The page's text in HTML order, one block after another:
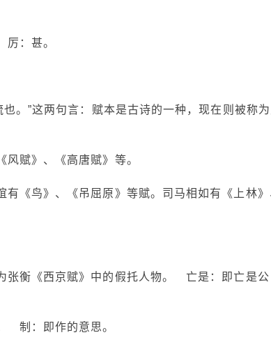
：甚。
。”这两句言：赋本是古诗的一种，现在则被称
赋》、《高唐赋》等。
有《鸟》、《吊屈原》等赋。司马相如有《上林
张衡《西京赋》中的假托人物。 亡是：即亡是
制：即作的意思。